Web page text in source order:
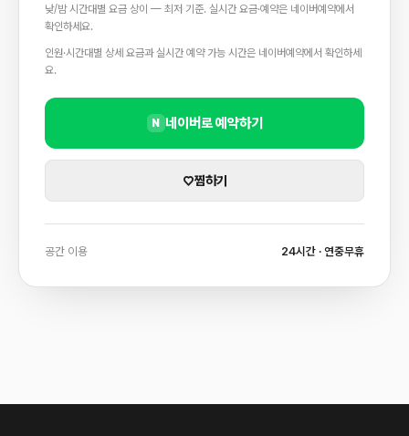
낮/밤 시간대별 요금 상이 — 최저 기준. 실시간 요금·예약은 네이버예약에서
확인하세요.
인원·시간대별 상세 요금과 실시간 예약 가능 시간은 네이버예약에서 확인하세
요.
N 네이버로 예약하기
♡찜하기
공간 이용 24시간 · 연중무휴